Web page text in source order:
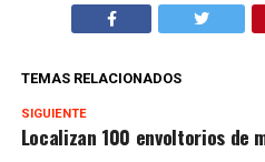
TEMAS RELACIONADOS
SIGUIENTE
Localizan 100 envoltorios de